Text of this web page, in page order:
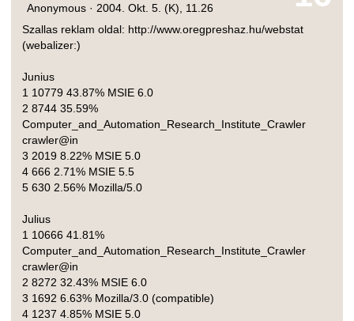
Anonymous · 2004. Okt. 5. (K), 11.26
Szallas reklam oldal: http://www.oregpreshaz.hu/webstat
(webalizer:)
Junius
1 10779 43.87% MSIE 6.0
2 8744 35.59%
Computer_and_Automation_Research_Institute_Crawler
crawler@in
3 2019 8.22% MSIE 5.0
4 666 2.71% MSIE 5.5
5 630 2.56% Mozilla/5.0
Julius
1 10666 41.81%
Computer_and_Automation_Research_Institute_Crawler
crawler@in
2 8272 32.43% MSIE 6.0
3 1692 6.63% Mozilla/3.0 (compatible)
4 1237 4.85% MSIE 5.0